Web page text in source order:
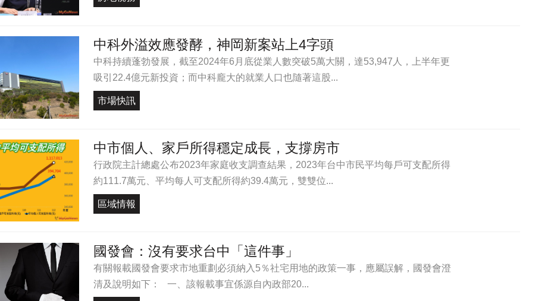
中科外溢效應發酵，神岡新案站上4字頭
中科持續蓬勃發展，截至2024年6月底從業人數突破5萬大關，達53,947人，上半年更
吸引22.4億元新投資；而中科龐大的就業人口也隨著這股...
市場快訊
中市個人、家戶所得穩定成長，支撐房市
行政院主計總處公布2023年家庭收支調查結果，2023年台中市民平均每戶可支配所得
約111.7萬元、平均每人可支配所得約39.4萬元，雙雙位...
區域情報
國發會：沒有要求台中「這件事」
有關報載國發會要求市地重劃必須納入5％社宅用地的政策一事，應屬誤解，國發會澄
清及說明如下： 一、該報載事宜係源自內政部20...